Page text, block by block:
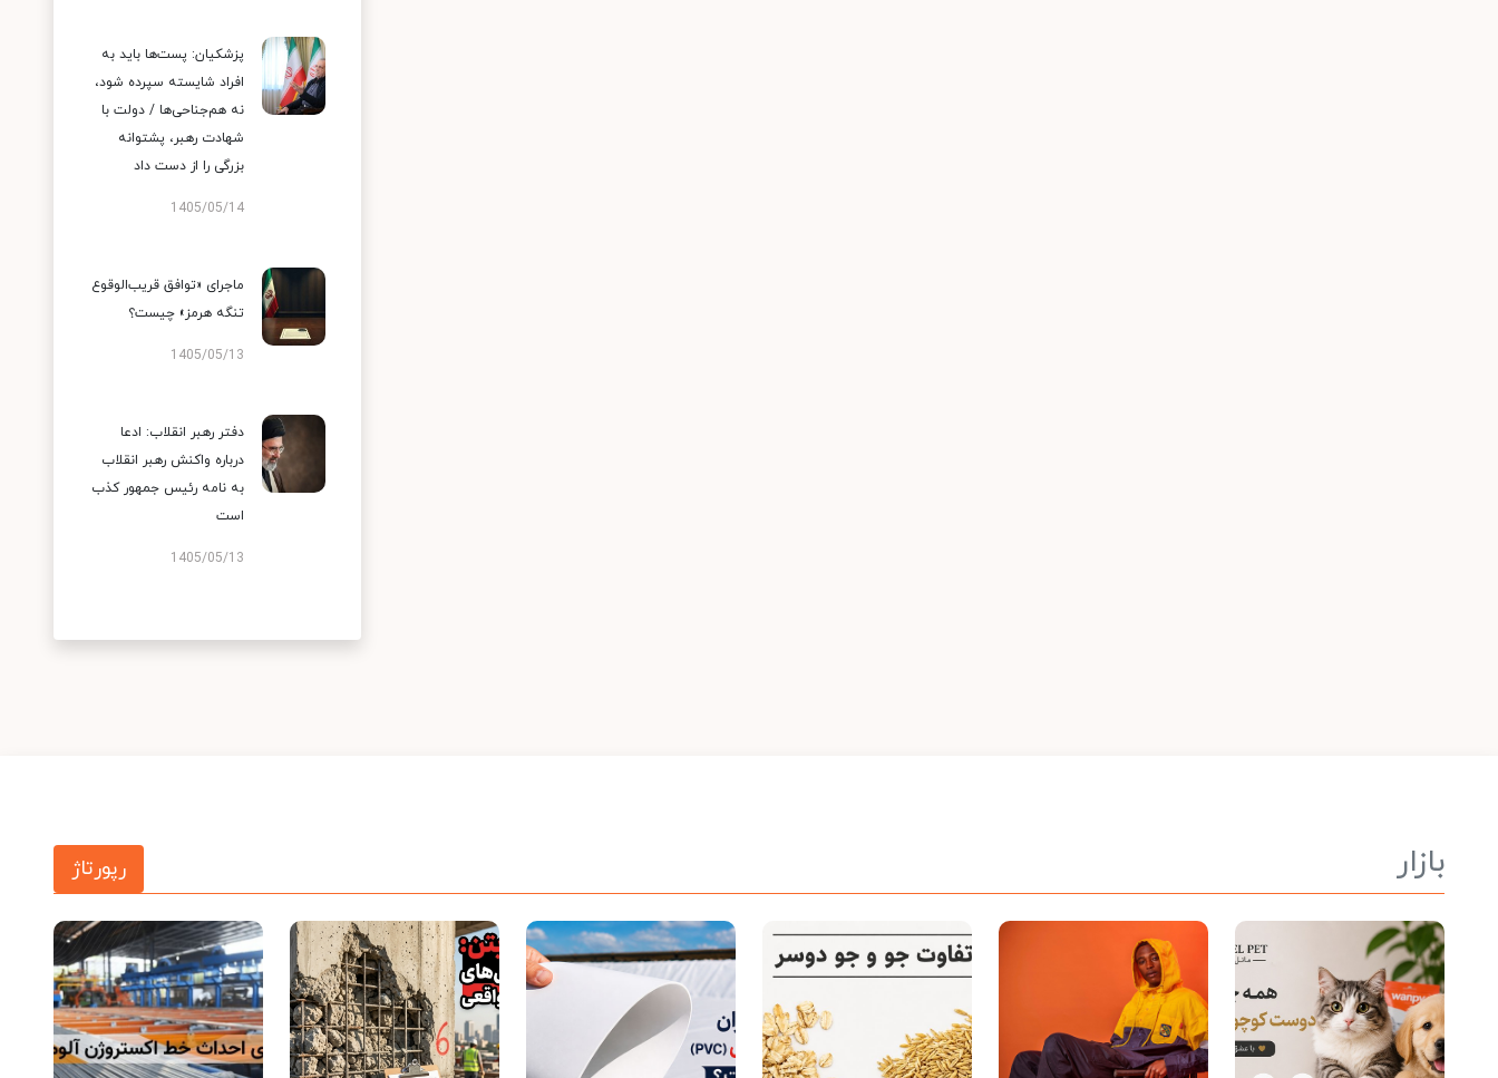
پزشکیان: پست‌ها باید به
افراد شایسته سپرده شود،
نه هم‌جناحی‌ها / دولت با
شهادت رهبر، پشتوانه
بزرگی را از دست داد
1405/05/14
ماجرای «توافق قریب‌الوقوع
تنگه هرمز» چیست؟
1405/05/13
دفتر رهبر انقلاب: ادعا
درباره واکنش رهبر انقلاب
به نامه رئیس جمهور کذب
است
1405/05/13
بازار رپورتاژ